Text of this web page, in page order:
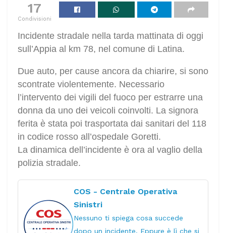
17
Condivisioni
Incidente stradale nella tarda mattinata di oggi
sull’Appia al km 78, nel comune di Latina.
Due auto, per cause ancora da chiarire, si sono
scontrate violentemente. Necessario
l’intervento dei vigili del fuoco per estrarre una
donna da uno dei veicoli coinvolti. La signora
ferita è stata poi trasportata dai sanitari del 118
in codice rosso all’ospedale Goretti.
La dinamica dell’incidente è ora al vaglio della
polizia stradale.
COS - Centrale Operativa
Sinistri
Nessuno ti spiega cosa succede
dopo un incidente. Eppure è lì che si